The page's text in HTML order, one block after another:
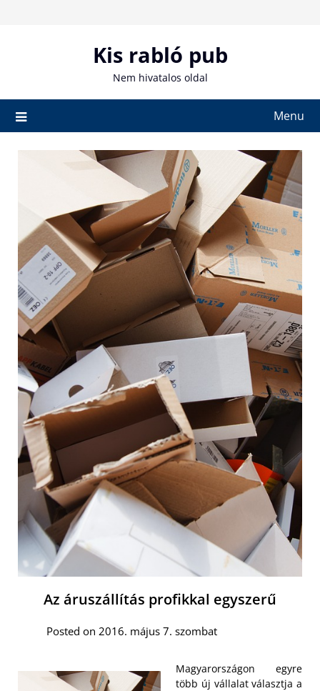
Kis rabló pub
Nem hivatalos oldal
Menu
Az áruszállítás profikkal egyszerű
Posted on 2016. május 7. szombat
Magyarországon egyre
több új vállalat választja a